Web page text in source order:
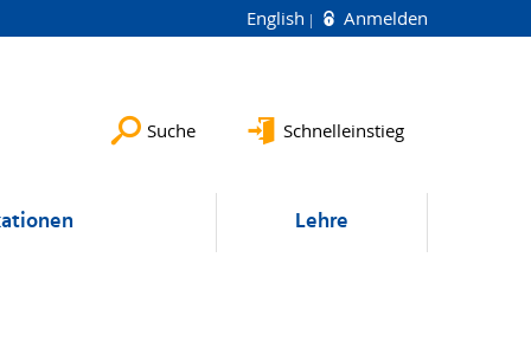
English Anmelden
Suche Schnelleinstieg
Lehre